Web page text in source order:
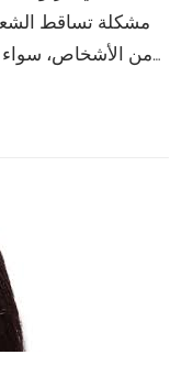
مشكلة تساقط الشعر
من الأشخاص، سواء كانوا رجالاً أم نساءً. ولحل هذه المش…